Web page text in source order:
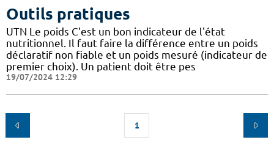
Outils pratiques
UTN Le poids C'est un bon indicateur de l'état
nutritionnel. Il faut faire la différence entre un poids
déclaratif non fiable et un poids mesuré (indicateur de
premier choix). Un patient doit être pes
19/07/2024 12:29
1